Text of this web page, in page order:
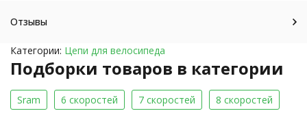
Отзывы
Категории: Цепи для велосипеда
Подборки товаров в категории
Sram 6 скоростей 7 скоростей 8 скоростей